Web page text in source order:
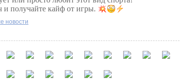
и получайте кайф от игры.
новости